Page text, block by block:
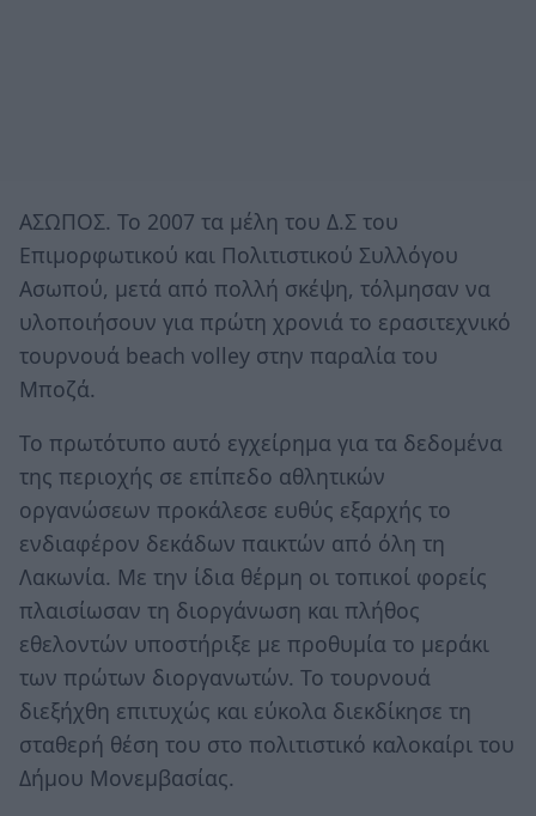
ΑΣΩΠΟΣ. Το 2007 τα μέλη του Δ.Σ του
Επιμορφωτικού και Πολιτιστικού Συλλόγου
Ασωπού, μετά από πολλή σκέψη, τόλμησαν να
υλοποιήσουν για πρώτη χρονιά το ερασιτεχνικό
τουρνουά beach volley στην παραλία του
Μποζά.
Το πρωτότυπο αυτό εγχείρημα για τα δεδομένα
της περιοχής σε επίπεδο αθλητικών
οργανώσεων προκάλεσε ευθύς εξαρχής το
ενδιαφέρον δεκάδων παικτών από όλη τη
Λακωνία. Με την ίδια θέρμη οι τοπικοί φορείς
πλαισίωσαν τη διοργάνωση και πλήθος
εθελοντών υποστήριξε με προθυμία το μεράκι
των πρώτων διοργανωτών. Το τουρνουά
διεξήχθη επιτυχώς και εύκολα διεκδίκησε τη
σταθερή θέση του στο πολιτιστικό καλοκαίρι του
Δήμου Μονεμβασίας.